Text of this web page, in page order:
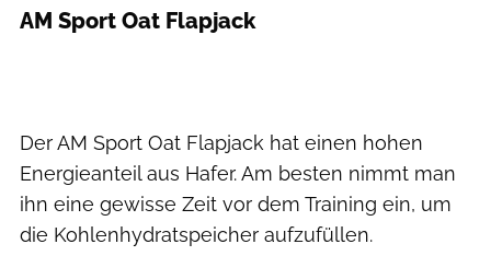
AM Sport Oat Flapjack
Der AM Sport Oat Flapjack hat einen hohen
Energieanteil aus Hafer. Am besten nimmt man
ihn eine gewisse Zeit vor dem Training ein, um
die Kohlenhydratspeicher aufzufüllen.